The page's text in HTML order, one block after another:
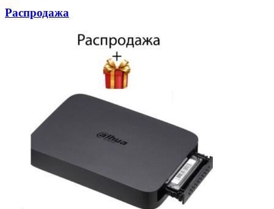
Распродажа